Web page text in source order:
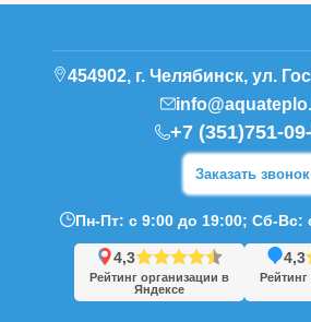
454902, г. Челябинск, ул.
+7 (351)751-
Заказать звонок
Пн-Пт: с 9:00 до 19:00; Сб-Вс:
4,3
Рейтинг организации в
Яндексе
4,3